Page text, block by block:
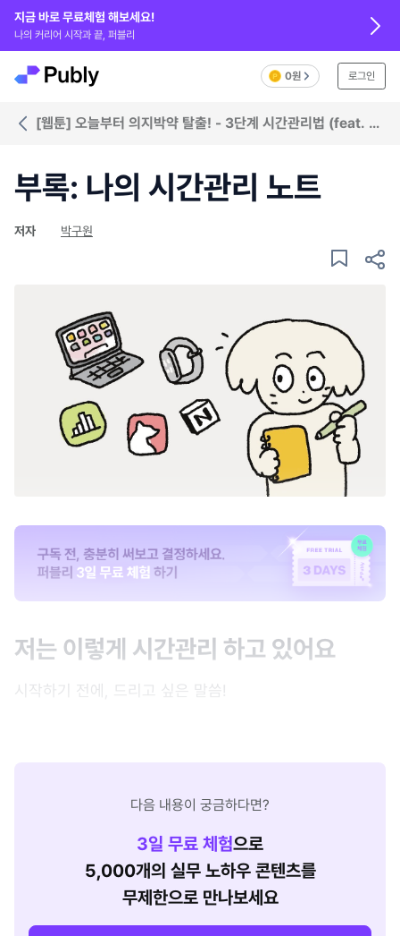
지금 바로 무료체험 해보세요!
나의 커리어 시작과 끝, 퍼블리
0원 로그인
[웹툰] 오늘부터 의지박약 탈출! - 3단계 시간관리법 (feat. 툴
부록: 나의 시간관리 노트
저자 박구원
저는 이렇게 시간관리 하고 있어요
시작하기 전에, 드리고 싶은 말씀!
다음 내용이 궁금하다면?
3일 무료 체험으로
5,000개의 실무 노하우 콘텐츠를
무제한으로 만나보세요